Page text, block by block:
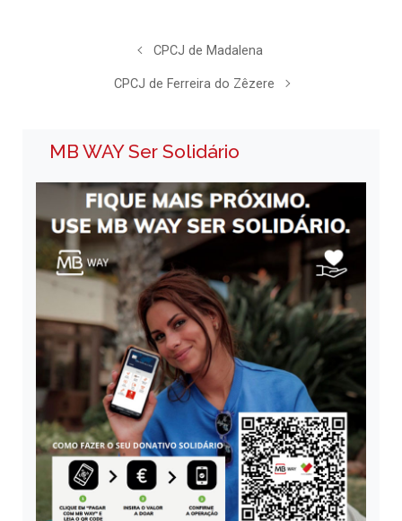
CPCJ de Madalena
CPCJ de Ferreira do Zêzere
MB WAY Ser Solidário